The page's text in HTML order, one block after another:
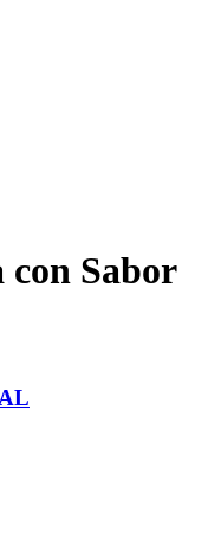
con Sabor